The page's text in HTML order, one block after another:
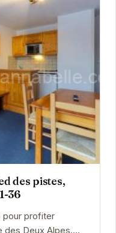
des pistes,
36
pour profiter